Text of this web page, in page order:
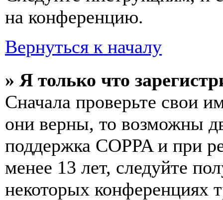
на конференцию.
Вернуться к началу
» Я только что
Сначала проверьте свои
они верны, то возможны
поддержка COPPA и при
менее 13 лет, следуйте
некоторых конференциях